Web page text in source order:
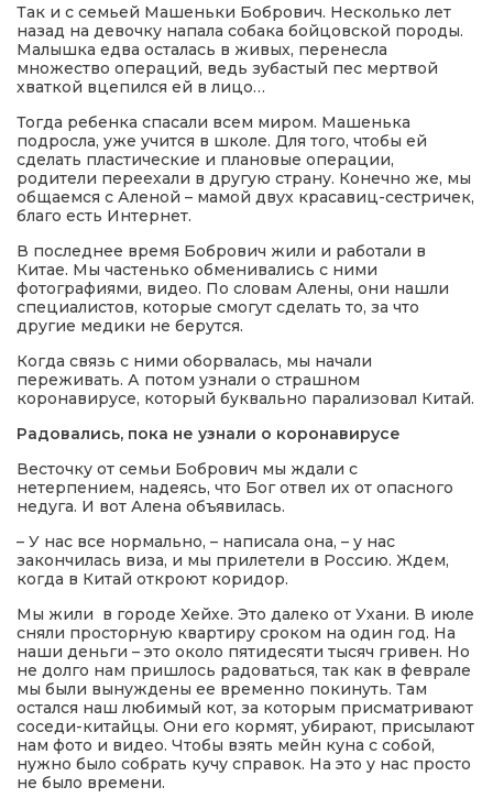
місія
Так и с семьей Машеньки Бобрович. Несколько лет
назад на девочку напала собака бойцовской породы.
Малышка едва осталась в живых, перенесла
множество операций, ведь зубастый пес мертвой
хваткой вцепился ей в лицо…
Тогда ребенка спасали всем миром. Машенька
подросла, уже учится в школе. Для того, чтобы ей
сделать пластические и плановые операции,
родители переехали в другую страну. Конечно же, мы
общаемся с Аленой – мамой двух красавиц-сестричек,
благо есть Интернет.
В последнее время Бобрович жили и работали в
Китае. Мы частенько обменивались с ними
фотографиями, видео. По словам Алены, они нашли
специалистов, которые смогут сделать то, за что
другие медики не берутся.
Когда связь с ними оборвалась, мы начали
переживать. А потом узнали о страшном
коронавирусе, который буквально парализовал Китай.
Радовались, пока не узнали о коронавирусе
Весточку от семьи Бобрович мы ждали с
нетерпением, надеясь, что Бог отвел их от опасного
недуга. И вот Алена объявилась.
– У нас все нормально, – написала она, – у нас
закончилась виза, и мы прилетели в Россию. Ждем,
когда в Китай откроют коридор.
Мы жили в городе Хейхе. Это далеко от Ухани. В июле
сняли просторную квартиру сроком на один год. На
наши деньги – это около пятидесяти тысяч гривен. Но
не долго нам пришлось радоваться, так как в феврале
мы были вынуждены ее временно покинуть. Там
остался наш любимый кот, за которым присматривают
соседи-китайцы. Они его кормят, убирают, присылают
нам фото и видео. Чтобы взять мейн куна с собой,
нужно было собрать кучу справок. На это у нас просто
не было времени.